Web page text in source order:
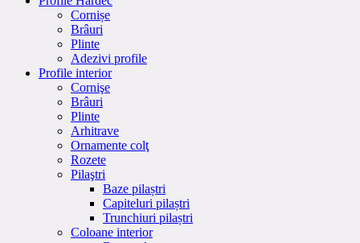
Cornișe
Brâuri
Plinte
Adezivi profile
Profile interior
Cornişe
Brâuri
Plinte
Arhitrave
Ornamente colţ
Rozete
Pilaştri
Baze pilaștri
Capiteluri pilaștri
Trunchiuri pilaștri
Coloane interior